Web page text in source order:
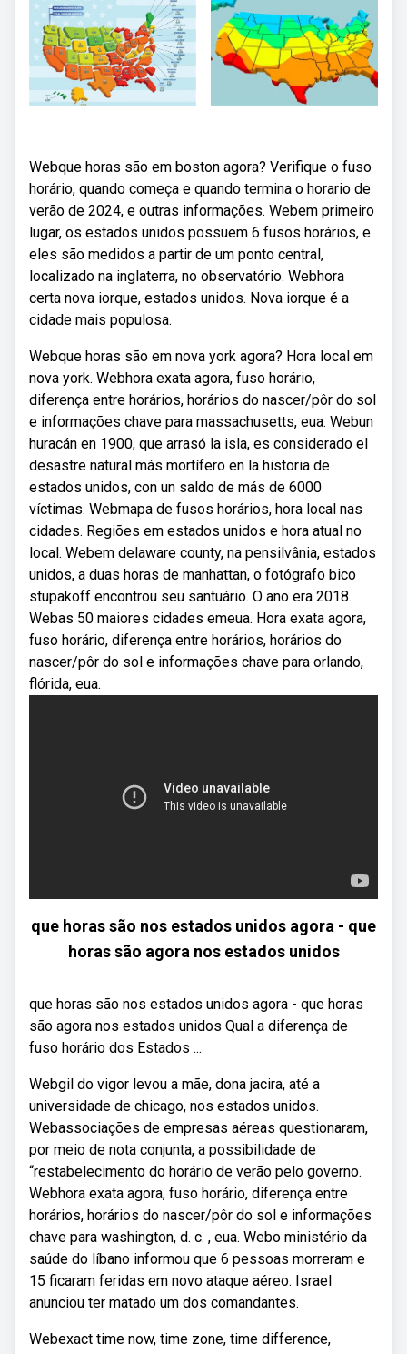
Webque horas são em boston agora? Verifique o fuso
horário, quando começa e quando termina o horario de
verão de 2024, e outras informações. Webem primeiro
lugar, os estados unidos possuem 6 fusos horários, e
eles são medidos a partir de um ponto central,
localizado na inglaterra, no observatório. Webhora
certa nova iorque, estados unidos. Nova iorque é a
cidade mais populosa.
Webque horas são em nova york agora? Hora local em
nova york. Webhora exata agora, fuso horário,
diferença entre horários, horários do nascer/pôr do sol
e informações chave para massachusetts, eua. Webun
huracán en 1900, que arrasó la isla, es considerado el
desastre natural más mortífero en la historia de
estados unidos, con un saldo de más de 6000
víctimas. Webmapa de fusos horários, hora local nas
cidades. Regiões em estados unidos e hora atual no
local. Webem delaware county, na pensilvânia, estados
unidos, a duas horas de manhattan, o fotógrafo bico
stupakoff encontrou seu santuário. O ano era 2018.
Webas 50 maiores cidades emeua. Hora exata agora,
fuso horário, diferença entre horários, horários do
nascer/pôr do sol e informações chave para orlando,
flórida, eua.
que horas são nos estados unidos agora - que
horas são agora nos estados unidos
que horas são nos estados unidos agora - que horas
são agora nos estados unidos Qual a diferença de
fuso horário dos Estados ...
Webgil do vigor levou a mãe, dona jacira, até a
universidade de chicago, nos estados unidos.
Webassociações de empresas aéreas questionaram,
por meio de nota conjunta, a possibilidade de
“restabelecimento do horário de verão pelo governo.
Webhora exata agora, fuso horário, diferença entre
horários, horários do nascer/pôr do sol e informações
chave para washington, d. c. , eua. Webo ministério da
saúde do líbano informou que 6 pessoas morreram e
15 ficaram feridas em novo ataque aéreo. Israel
anunciou ter matado um dos comandantes.
Webexact time now, time zone, time difference,